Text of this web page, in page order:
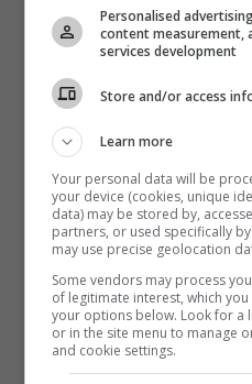
Personalised
content measurement,
services development
Store and/or access
Learn more
Your personal data will be
your device (cookies, unique
data) may be stored by,
partners, or used specifically
may use precise geolocation
Some vendors may process
of legitimate interest, which
your options below. Look for a
or in the site menu to manage
and cookie settings.